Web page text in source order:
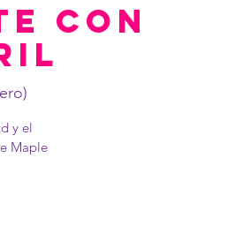
con
y el
Maple